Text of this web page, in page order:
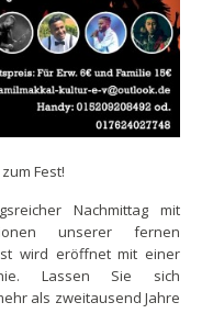
Fest!
Nachmittag mit
unserer fernen
wird eröffnet mit einer
Lassen Sie sich
als zweitausend Jahre